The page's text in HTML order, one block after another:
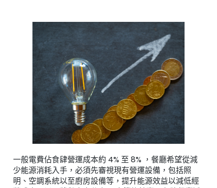
一般電費佔食肆營運成本約 4% 至 8% ，餐廳希望從減
少能源消耗入手，必須先審視現有營運設備，包括照
明、空調系統以至廚房設備等，提升能源效益以減低經